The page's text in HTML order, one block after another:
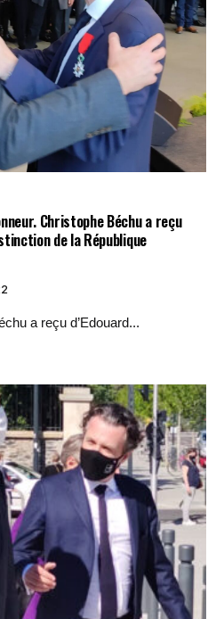
Christophe Béchu a reçu
de la République
a reçu d’Edouard...